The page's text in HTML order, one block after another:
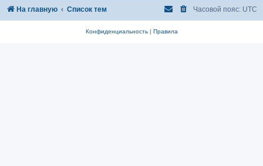
На главную Список тем Часовой пояс: UTC
Конфиденциальность| Правила